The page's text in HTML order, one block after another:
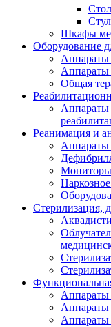
Шкафы
Оборудование
Аппараты
Общая
Аппараты
Реанимация и
Стерилизация,
Аппараты